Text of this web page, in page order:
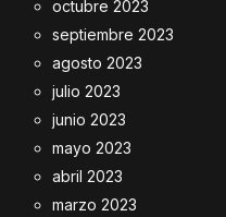
octubre 2023
septiembre 2023
agosto 2023
julio 2023
junio 2023
mayo 2023
abril 2023
marzo 2023